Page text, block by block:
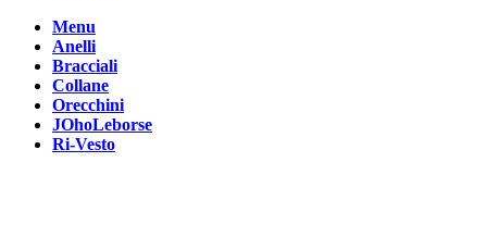
Menu
Anelli
Bracciali
Collane
Orecchini
JOhoLeborse
Ri-Vesto